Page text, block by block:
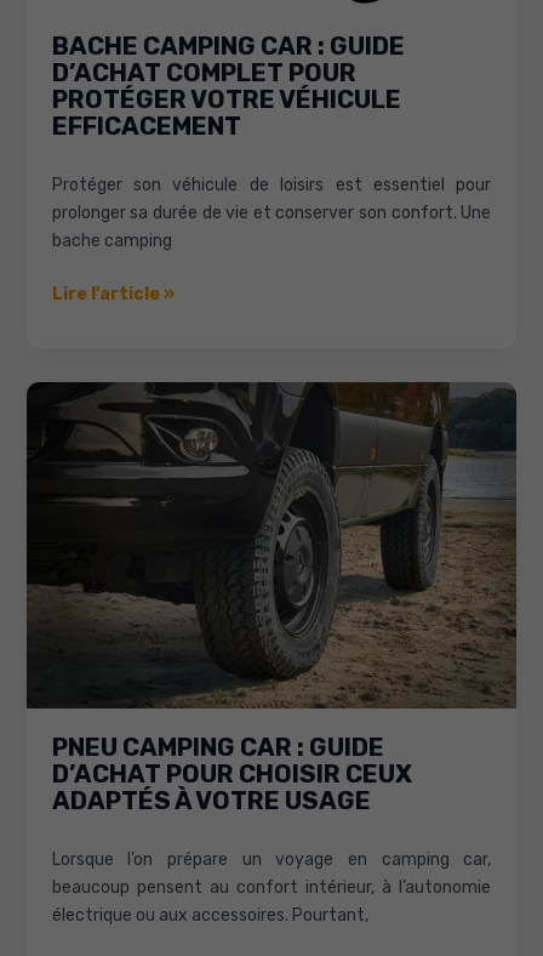
BACHE CAMPING CAR : GUIDE
D’ACHAT COMPLET POUR
PROTÉGER VOTRE VÉHICULE
EFFICACEMENT
Protéger son véhicule de loisirs est essentiel pour
prolonger sa durée de vie et conserver son confort. Une
bache camping
Bache
Guide
d’achat
complet
efficacement
Lire l’article »
PNEU CAMPING CAR : GUIDE
D’ACHAT POUR CHOISIR CEUX
ADAPTÉS À VOTRE USAGE
Lorsque l’on prépare un voyage en camping car,
beaucoup pensent au confort intérieur, à l’autonomie
électrique ou aux accessoires. Pourtant,